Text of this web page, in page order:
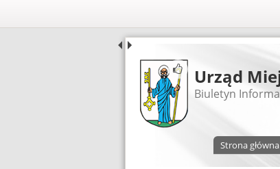
UDOSTĘPNIJ
Urząd
Biuletyn
Strona główna